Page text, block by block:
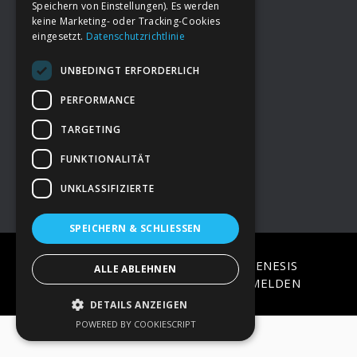
FooterDeine Spende
→ Impressum
→Kontakt zum PAO Team
COPYRIGHT © 2026 · ON
GENESIS
FRAMEWORK·WORDPRESS·ANMELDEN
Speichern von Einstellungen). Es werden
keine Marketing- oder Tracking-Cookies
eingesetzt. Datenschutzrichtlinie
UNBEDINGT ERFORDERLICH
PERFORMANCE
TARGETING
FUNKTIONALITÄT
UNKLASSIFIZIERTE
SPEICHERN & SCHLIESSEN
ALLE ABLEHNEN
DETAILS ANZEIGEN
POWERED BY COOKIESCRIPT